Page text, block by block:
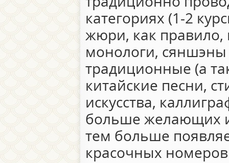
категориях (1-2
жюри, как правило,
монологи, сяншэны
традиционные (а
китайские песни,
искусства,
больше желающих
тем больше
красочных